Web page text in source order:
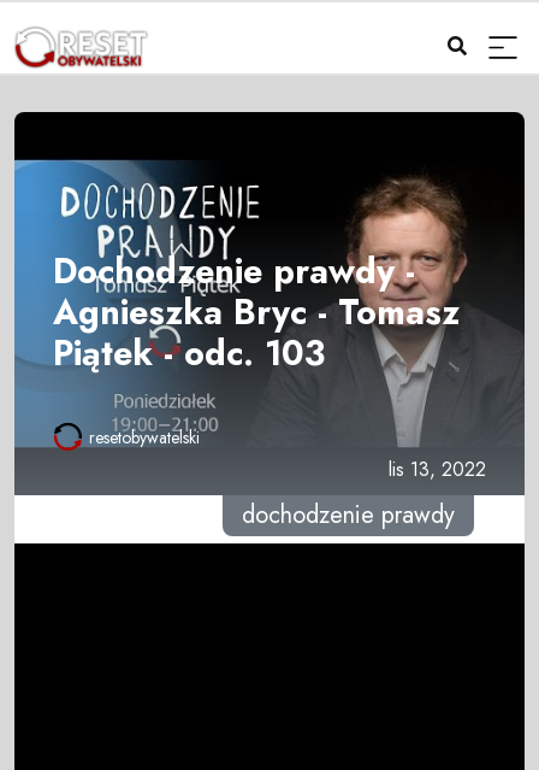
Dochodzenie prawdy -
Agnieszka Bryc - Tomasz
Piątek - odc. 103
resetobywatelski
lis 13, 2022
dochodzenie prawdy